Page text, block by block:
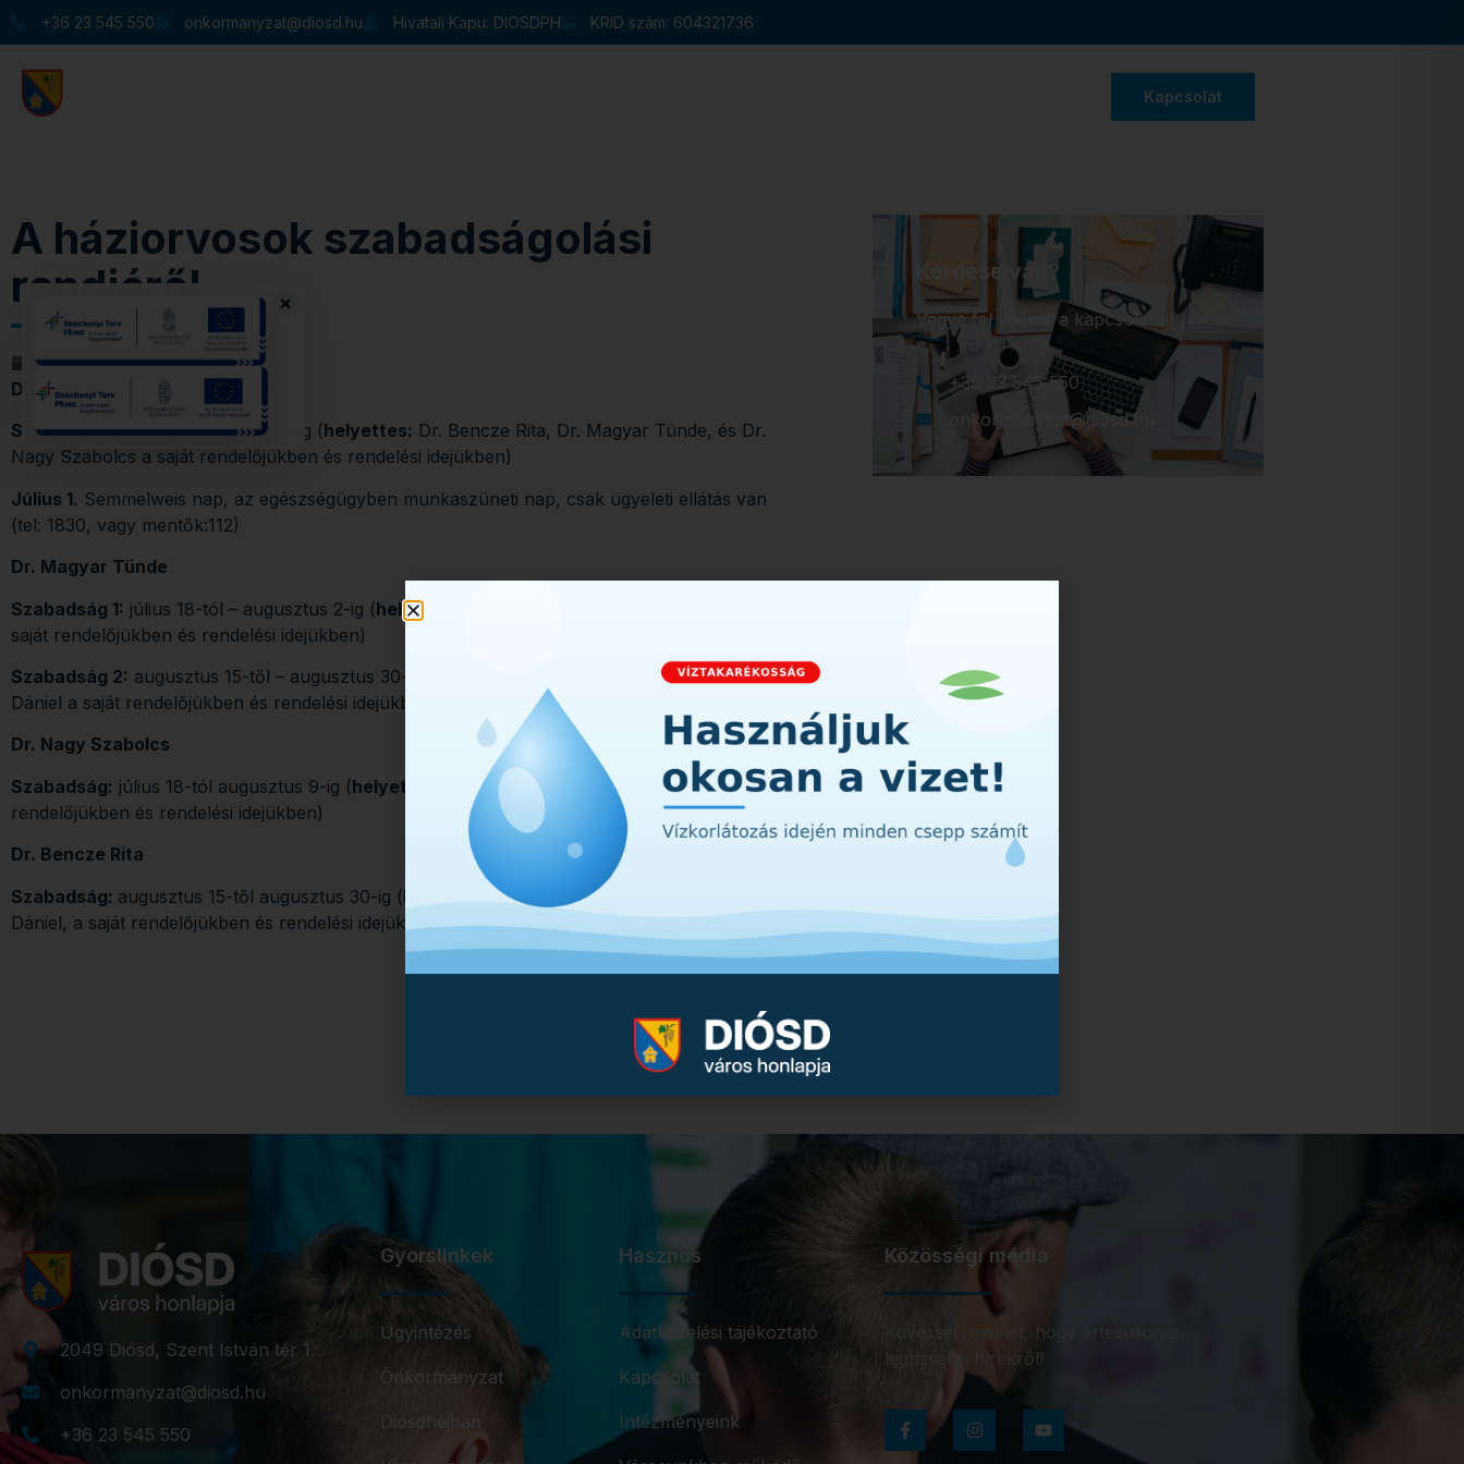
×
+36 23 545 550 onkormanyzat@diosd.hu Hivatali Kapu: DIOSDPH KRID szám: 604321736
Kapcsolat
A háziorvosok szabadságolási
rendjéről
2026. június 12.
09:59
Dr. Varga Dániel
Szabadság: június 27-től július 19-ig (helyettes: Dr. Bencze Rita, Dr. Magyar Tünde, és Dr.
Nagy Szabolcs a saját rendelőjükben és rendelési idejükben)
Július 1. Semmelweis nap, az egészségügyben munkaszüneti nap, csak ügyeleti ellátás van
(tel: 1830, vagy mentők:112)
Dr. Magyar Tünde
Szabadság 1: július 18-tól – augusztus 2-ig (helyettes:
saját rendelőjükben és rendelési idejükben)
Szabadság 2: augusztus 15-től – augusztus 30-ig (
Dr. Nagy Szabolcs és Dr. Varga
Dániel a saját rendelőjükben és rendelési idejükben)
Dr. Nagy Szabolcs
Szabadság: július 18-tól augusztus 9-ig (helyettes:
Dr Bencze Rita és Dr. Varga Dániel a saját
rendelőjükben és rendelési idejükben)
Dr. Bencze Rita
Szabadság: augusztus 15-től augusztus 30-ig (helyettes:
Dr. Nagy Szabolcs és Dr. Varga
Dániel, a saját rendelőjükben és rendelési idejükben)
Kérdése van?
Vegye fel velünk a kapcsolatot!
+36 23 545 550
onkormanyzat@diosd.hu
2049 Diósd, Szent István tér 1.
onkormanyzat@diosd.hu
+36 23 545 550
Gyorslinkek
Ügyintézés
Önkormányzat
Diósdhéjban
Hasznos
Adatkezelési tájékoztató
Kapcsolat
Intézményeink
Közösségi média
Kövessen minket, hogy értesüljön a
legrissebb hírekről!